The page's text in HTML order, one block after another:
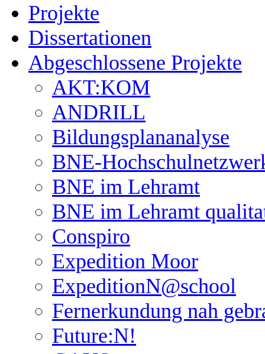
Projekte
Dissertationen
Abgeschlossene Projekte
AKT:KOM
ANDRILL
Bildungsplananalyse
BNE-
BNE im Lehramt
BNE im Lehramt
Conspiro
Expedition Moor
ExpeditionN@school
Fernerkundung nah
Future:N!